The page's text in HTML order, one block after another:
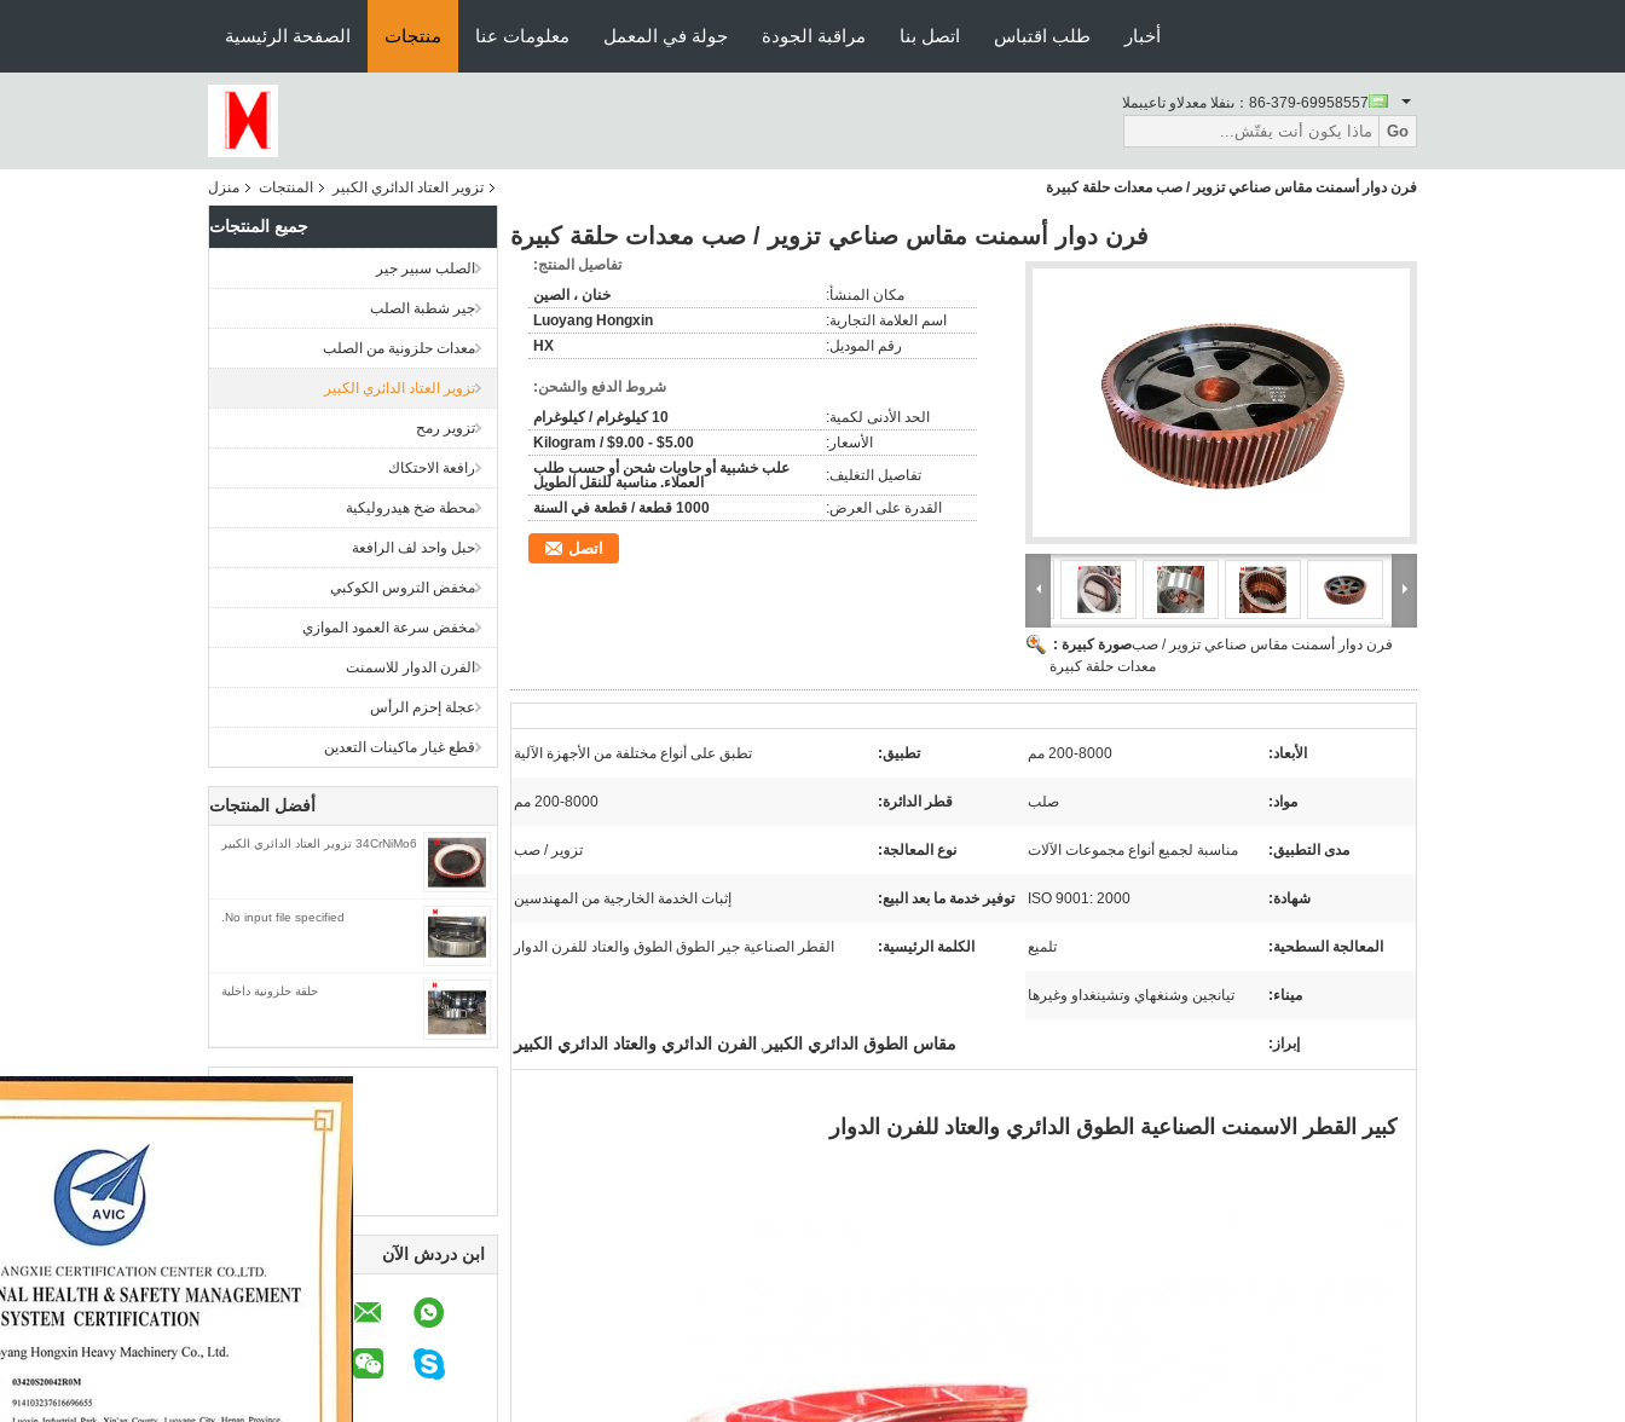
الصفحة الرئيسية منتجات معلومات عنا جولة في المعمل مراقبة الجودة اتصل بنا طلب اقتباس أخبار
المبيعات والدعم الفنى： 86-379-69958557
Go
منزل المنتجات تزوير العتاد الدائري الكبير فرن دوار أسمنت مقاس صناعي تزوير / صب معدات حلقة كبيرة
جميع المنتجات
الصلب سبير جير
جير شطبة الصلب
معدات حلزونية من الصلب
تزوير العتاد الدائري الكبير
تزوير رمح
رافعة الاحتكاك
محطة ضخ هيدروليكية
حبل واحد لف الرافعة
مخفض التروس الكوكبي
مخفض سرعة العمود الموازي
الفرن الدوار للاسمنت
عجلة إحزم الرأس
قطع غيار ماكينات التعدين
أفضل المنتجات
34CrNiMo6 تزوير العتاد الدائري الكبير
No input file specified.
حلقة حلزونية داخلية
ابن دردش الآن
فرن دوار أسمنت مقاس صناعي تزوير / صب معدات حلقة كبيرة
صورة كبيرة :فرن دوار أسمنت مقاس صناعي تزوير / صب
معدات حلقة كبيرة
تفاصيل المنتج:
مكان المنشأ:
خنان ، الصين
اسم العلامة التجارية:
Luoyang Hongxin
رقم الموديل:
HX
شروط الدفع والشحن:
الحد الأدنى لكمية:
10 كيلوغرام / كيلوغرام
الأسعار:
$5.00 - $9.00 / Kilogram
تفاصيل التغليف:
علب خشبية أو حاويات شحن أو حسب طلب
العملاء. مناسبة للنقل الطويل
القدرة على العرض:
1000 قطعة / قطعة في السنة
اتصل
الأبعاد: 200-8000 مم تطبيق: تطبق على أنواع مختلفة من الأجهزة الآلية
مواد: صلب قطر الدائرة: 200-8000 مم
مدى التطبيق: مناسبة لجميع أنواع مجموعات الآلات نوع المعالجة: تزوير / صب
شهادة: ISO 9001: 2000 توفير خدمة ما بعد البيع: إثبات الخدمة الخارجية من المهندسين
المعالجة السطحية: تلميع الكلمة الرئيسية: القطر الصناعية جير الطوق الطوق والعتاد للفرن الدوار
ميناء: تيانجين وشنغهاي وتشينغداو وغيرها
إبراز: مقاس الطوق الدائري الكبير , الفرن الدائري والعتاد الدائري الكبير
كبير القطر الاسمنت الصناعية الطوق الدائري والعتاد للفرن الدوار